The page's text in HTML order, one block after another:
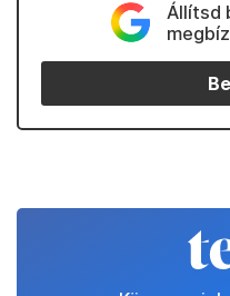
Állítsd